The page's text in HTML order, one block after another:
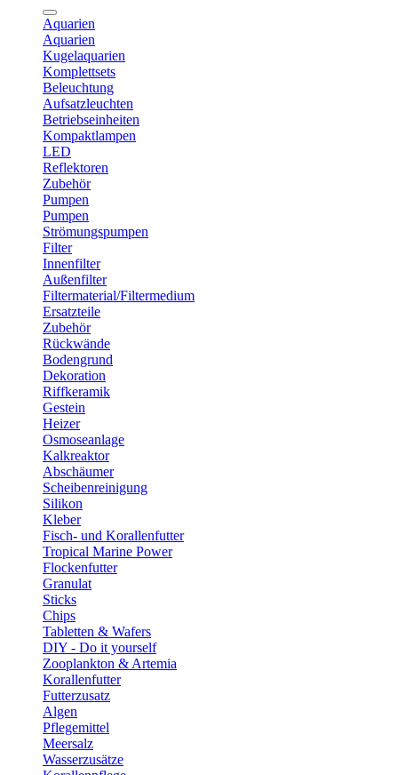
Aquarien
Aquarien
Kugelaquarien
Komplettsets
Beleuchtung
Aufsatzleuchten
Betriebseinheiten
Kompaktlampen
LED
Reflektoren
Zubehör
Pumpen
Pumpen
Strömungspumpen
Filter
Innenfilter
Außenfilter
Filtermaterial/Filtermedium
Ersatzteile
Zubehör
Rückwände
Bodengrund
Dekoration
Riffkeramik
Gestein
Heizer
Osmoseanlage
Kalkreaktor
Abschäumer
Scheibenreinigung
Silikon
Kleber
Fisch- und Korallenfutter
Tropical Marine Power
Flockenfutter
Granulat
Sticks
Chips
Tabletten & Wafers
DIY - Do it yourself
Zooplankton & Artemia
Korallenfutter
Futterzusatz
Algen
Pflegemittel
Meersalz
Wasserzusätze